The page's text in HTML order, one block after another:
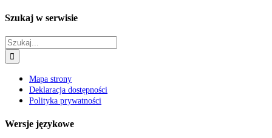
Szukaj w serwisie
Szukaj
Mapa strony
Deklaracja dostępności
Polityka prywatności
Wersje językowe